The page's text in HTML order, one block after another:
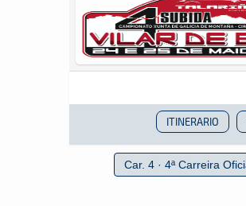
Revista del motor desde 1999
ITINERARIO